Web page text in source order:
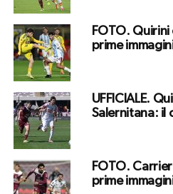
FOTO.
prime
UFFICIALE.
Salernitana: il
FOTO.
prime